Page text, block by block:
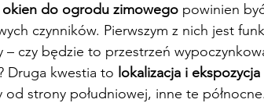
do ogrodu zimowego powinien
czynników. Pierwszym z nich jest
– czy będzie to przestrzeń
Druga kwestia to lokalizacja i
od strony południowej, inne te północne.